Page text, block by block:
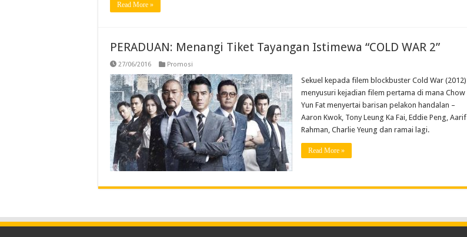
Read More »
PERADUAN: Menangi Tiket Tayangan Istimewa “COLD WAR 2”
27/06/2016 Promosi
Sekuel kepada filem blockbuster Cold War (2012)
menyusuri kejadian filem pertama di mana Chow
Yun Fat menyertai barisan pelakon handalan –
Aaron Kwok, Tony Leung Ka Fai, Eddie Peng, Aarif
Rahman, Charlie Yeung dan ramai lagi.
Read More »